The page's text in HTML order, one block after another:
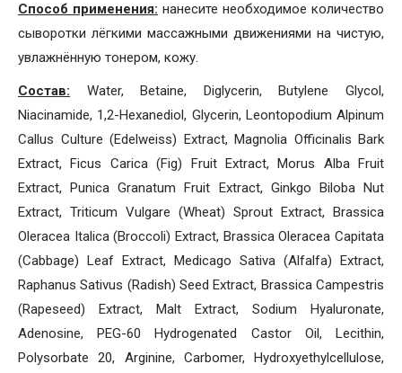
Способ применения: нанесите необходимое количество
сыворотки лёгкими массажными движениями на чистую,
увлажнённую тонером, кожу.
Состав: Water, Betaine, Diglycerin, Butylene Glycol,
Niacinamide, 1,2-Hexanediol, Glycerin, Leontopodium Alpinum
Callus Culture (Edelweiss) Extract, Magnolia Officinalis Bark
Extract, Ficus Carica (Fig) Fruit Extract, Morus Alba Fruit
Extract, Punica Granatum Fruit Extract, Ginkgo Biloba Nut
Extract, Triticum Vulgare (Wheat) Sprout Extract, Brassica
Oleracea Italica (Broccoli) Extract, Brassica Oleracea Capitata
(Cabbage) Leaf Extract, Medicago Sativa (Alfalfa) Extract,
Raphanus Sativus (Radish) Seed Extract, Brassica Campestris
(Rapeseed) Extract, Malt Extract, Sodium Hyaluronate,
Adenosine, PEG-60 Hydrogenated Castor Oil, Lecithin,
Polysorbate 20, Arginine, Carbomer, Hydroxyethylcellulose,